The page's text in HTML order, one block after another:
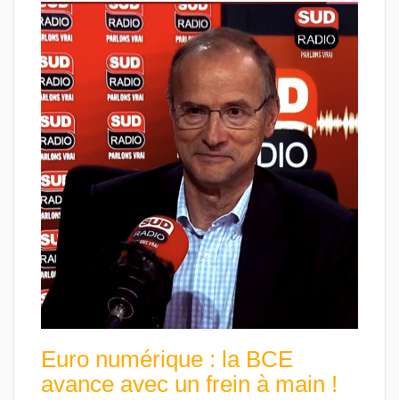
Euro numérique : la BCE
avance avec un frein à main !